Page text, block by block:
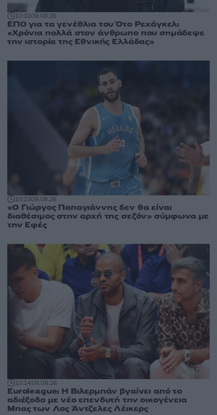
10:3209.08.26
ΕΠΟ για τα γενέθλια του Ότο Ρεχάγκελ:
«Χρόνια πολλά στον άνθρωπο που σημάδεψε
την ιστορία της Εθνικής Ελλάδας»
10:2309.08.26
«Ο Γιώργος Παπαγιάννης δεν θα είναι
διαθέσιμος στην αρχή της σεζόν» σύμφωνα με
την Εφές
10:1409.08.26
Euroleague: Η Βιλερμπάν βγαίνει από το
αδιέξοδο με νέο επενδυτή την οικογένεια
Μπας των Λος Άντζελες Λέικερς